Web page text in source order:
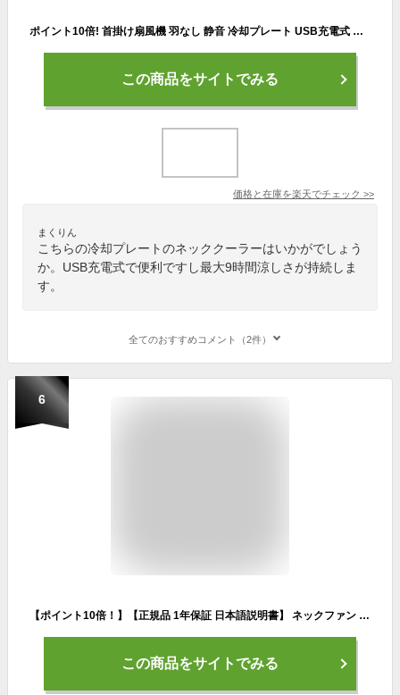
ポイント10倍! 首掛け扇風機 羽なし 静音 冷却プレート USB充電式 大容量 長時間 軽量 首かけ扇風機 ネッククーラー ポータブル ネックバンド 小型 軽量 戸外 子供 父の日
この商品をサイトでみる
価格と在庫を楽天でチェック >>
まくりん
こちらの冷却プレートのネッククーラーはいかがでしょう
か。USB充電式で便利ですし最大9時間涼しさが持続しま
す。
全てのおすすめコメント（2件）
6
【ポイント10倍！】【正規品 1年保証 日本語説明書】 ネックファン ネッククーラー 冷却プレート 冷風 扇風機 首掛け 首かけ 首掛け扇風機 羽なし ハンディファン ポータブル ファン 静音 ハンズフリー 充電式 軽量 高品質 長時間 おしゃれ ひんやり 軽い
この商品をサイトでみる